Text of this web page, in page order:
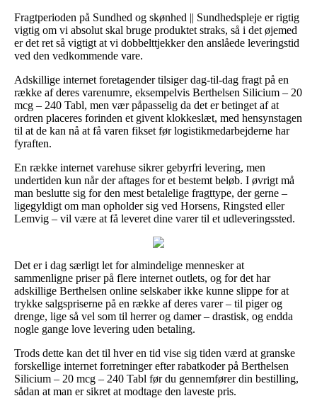
Fragtperioden på Sundhed og skønhed || Sundhedspleje er rigtig
vigtig om vi absolut skal bruge produktet straks, så i det øjemed
er det ret så vigtigt at vi dobbelttjekker den anslåede leveringstid
ved den vedkommende vare.
Adskillige internet foretagender tilsiger dag-til-dag fragt på en
række af deres varenumre, eksempelvis Berthelsen Silicium – 20
mcg – 240 Tabl, men vær påpasselig da det er betinget af at
ordren placeres forinden et givent klokkeslæt, med hensynstagen
til at de kan nå at få varen fikset før logistikmedarbejderne har
fyraften.
En række internet varehuse sikrer gebyrfri levering, men
undertiden kun når der aftages for et bestemt beløb. I øvrigt må
man beslutte sig for den mest betalelige fragttype, der gerne –
ligegyldigt om man opholder sig ved Horsens, Ringsted eller
Lemvig – vil være at få leveret dine varer til et udleveringssted.
Det er i dag særligt let for almindelige mennesker at
sammenligne priser på flere internet outlets, og for det har
adskillige Berthelsen online selskaber ikke kunne slippe for at
trykke salgspriserne på en række af deres varer – til piger og
drenge, lige så vel som til herrer og damer – drastisk, og endda
nogle gange love levering uden betaling.
Trods dette kan det til hver en tid vise sig tiden værd at granske
forskellige internet forretninger efter rabatkoder på Berthelsen
Silicium – 20 mcg – 240 Tabl før du gennemfører din bestilling,
sådan at man er sikret at modtage den laveste pris.